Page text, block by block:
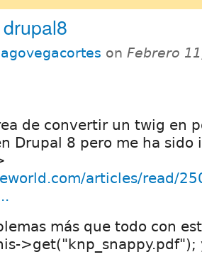
on Febrero
de convertir un twig en
Drupal 8 pero me ha sido
articles/read/
más que todo con
>get("knp_snappy.pdf");